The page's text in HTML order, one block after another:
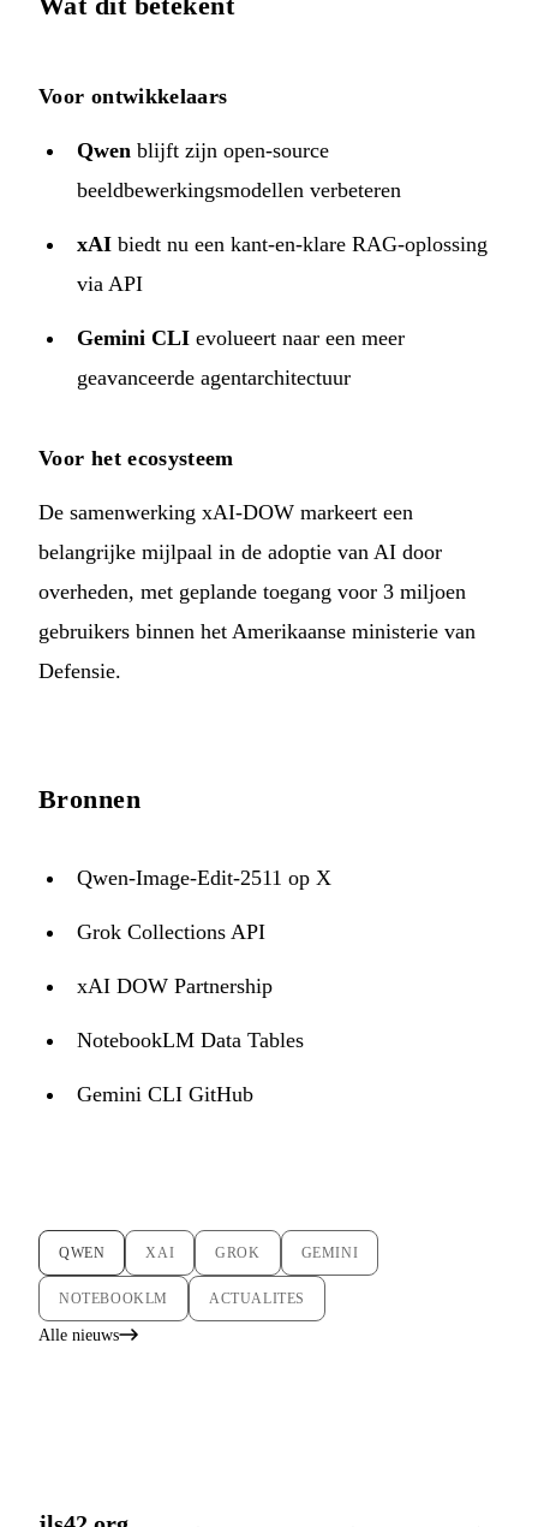
Voor ontwikkelaars
Qwen blijft zijn open-source
beeldbewerkingsmodellen verbeteren
xAI biedt nu een kant-en-klare RAG-oplossing
via API
Gemini CLI evolueert naar een meer
geavanceerde agentarchitectuur
Voor het ecosysteem
De samenwerking xAI-DOW markeert een
belangrijke mijlpaal in de adoptie van AI door
overheden, met geplande toegang voor 3 miljoen
gebruikers binnen het Amerikaanse ministerie van
Defensie.
Bronnen
Qwen-Image-Edit-2511 op X
Grok Collections API
xAI DOW Partnership
NotebookLM Data Tables
Gemini CLI GitHub
QWEN XAI GROK GEMINI
NOTEBOOKLM ACTUALITES
Alle nieuws